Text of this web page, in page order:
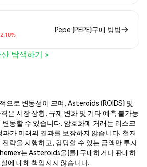
Pepe (PEPE)구매 방법
탐색하기 >
으로 변동성이 크며, Asteroids (ROIDS) 및
은 시장 상황, 규제 변화 및 기타 예측 불가능
동할 수 있습니다. 암호화폐 거래는 리스크
과가 미래의 결과를 보장하지 않습니다. 철저
전략을 시행하고, 감당할 수 있는 금액만 투자
는 Asteroids을(를) 구매하거나 판매하
에 대해 책임지지 않습니다.